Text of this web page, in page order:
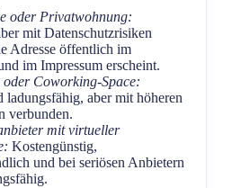
oder Privatwohnung:
mit Datenschutzrisiken
Adresse öffentlich im
im Impressum erscheint.
oder Coworking-Space:
ladungsfähig, aber mit höheren
verbunden.
mit virtueller
Kostengünstig,
und bei seriösen Anbietern